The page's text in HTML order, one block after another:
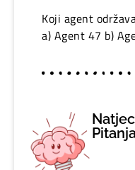
Koji agent
a) Agent 47 b)